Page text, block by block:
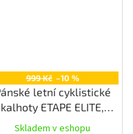
999 Kč –10 %
letní cyklistické
kalhoty ETAPE ELITE,
černá/modrá
Skladem v eshopu